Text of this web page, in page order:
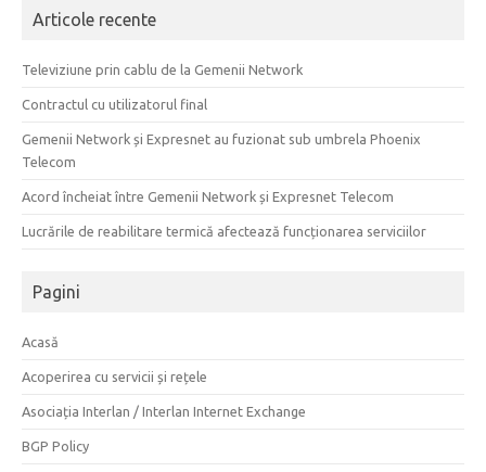
Articole recente
Televiziune prin cablu de la Gemenii Network
Contractul cu utilizatorul final
Gemenii Network și Expresnet au fuzionat sub umbrela Phoenix
Telecom
Acord încheiat între Gemenii Network și Expresnet Telecom
Lucrările de reabilitare termică afectează funcționarea serviciilor
Pagini
Acasă
Acoperirea cu servicii și rețele
Asociația Interlan / Interlan Internet Exchange
BGP Policy